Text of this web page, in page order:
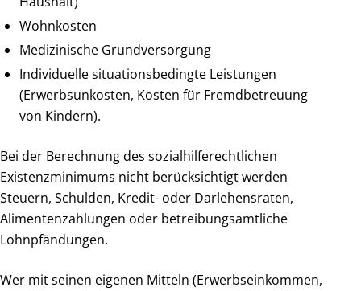
Wohnkosten
Medizinische Grundversorgung
Individuelle situationsbedingte Leistungen
(Erwerbsunkosten, Kosten für Fremdbetreuung
von Kindern).
Bei der Berechnung des sozialhilferechtlichen
Existenzminimums nicht berücksichtigt werden
Steuern, Schulden, Kredit- oder Darlehensraten,
Alimentenzahlungen oder betreibungsamtliche
Lohnpfändungen.
Wer mit seinen eigenen Mitteln (Erwerbseinkommen,